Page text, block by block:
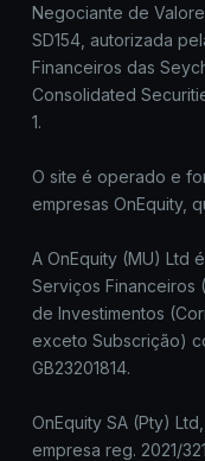
Negociante de
SD154, autorizada
Financeiros das
Consolidated
1.
O site é operado e
empresas OnEquity,
A OnEquity (MU) Ltd
Serviços Financeiros
de Investimentos
exceto Subscrição)
GB23201814.
OnEquity SA (Pty)
empresa reg. 2021/